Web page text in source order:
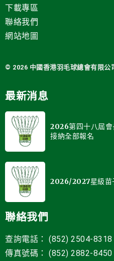
下載專區
聯絡我們
網站地圖
© 2026 中國香港羽毛球總會有限公
最新消息
2026第四十八屆
接納全部報名
2026/2027星級
聯絡我們
查詢電話： (852) 2504-
傳真號碼： (852) 2882-8450